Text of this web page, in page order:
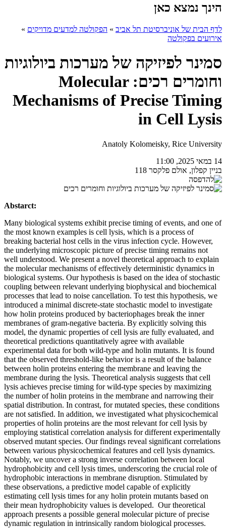
הינך נמצא כאן
לדף הבית של אוניברסיטת תל אביב » הפקולטה למדעים מדויקים »
אירועים בפקולטה
סמינר לפיזיקה של מערכות ביולוגיות
וחומרים רכים: Molecular
Mechanisms of Precise Timing
in Cell Lysis
Anatoly Kolomeisky, Rice University
14 במאי 2025, 11:00
בניין קפלון, אולם פלקסר 118
Abstarct:
Many biological systems exhibit precise timing of events, and one of
the most known examples is cell lysis, which is a process of
breaking bacterial host cells in the virus infection cycle. However,
the underlying microscopic picture of precise timing remains not
well understood. We present a novel theoretical approach to explain
the molecular mechanisms of effectively deterministic dynamics in
biological systems. Our hypothesis is based on the idea of stochastic
coupling between relevant underlying biophysical and biochemical
processes that lead to noise cancellation. To test this hypothesis, we
introduced a minimal discrete-state stochastic model to investigate
how holin proteins produced by bacteriophages break the inner
membranes of gram-negative bacteria. By explicitly solving this
model, the dynamic properties of cell lysis are fully evaluated, and
theoretical predictions quantitatively agree with available
experimental data for both wild-type and holin mutants. It is found
that the observed threshold-like behavior is a result of the balance
between holin proteins entering the membrane and leaving the
membrane during the lysis. Theoretical analysis suggests that cell
lysis achieves precise timing for wild-type species by maximizing
the number of holin proteins in the membrane and narrowing their
spatial distribution. In contrast, for mutated species, these conditions
are not satisfied. In addition, we investigated what physicochemical
properties of holin proteins are the most relevant for cell lysis by
employing statistical correlation analysis for different experimentally
observed mutant species. Our findings reveal significant correlations
between various physicochemical features and cell lysis dynamics.
Notably, we uncover a strong inverse correlation between local
hydrophobicity and cell lysis times, underscoring the crucial role of
hydrophobic interactions in membrane disruption. Stimulated by
these observations, a predictive model capable of explicitly
estimating cell lysis times for any holin protein mutants based on
their mean hydrophobicity values is developed. Our theoretical
approach presents a possible general molecular picture of precise
dynamic regulation in intrinsically random biological processes.